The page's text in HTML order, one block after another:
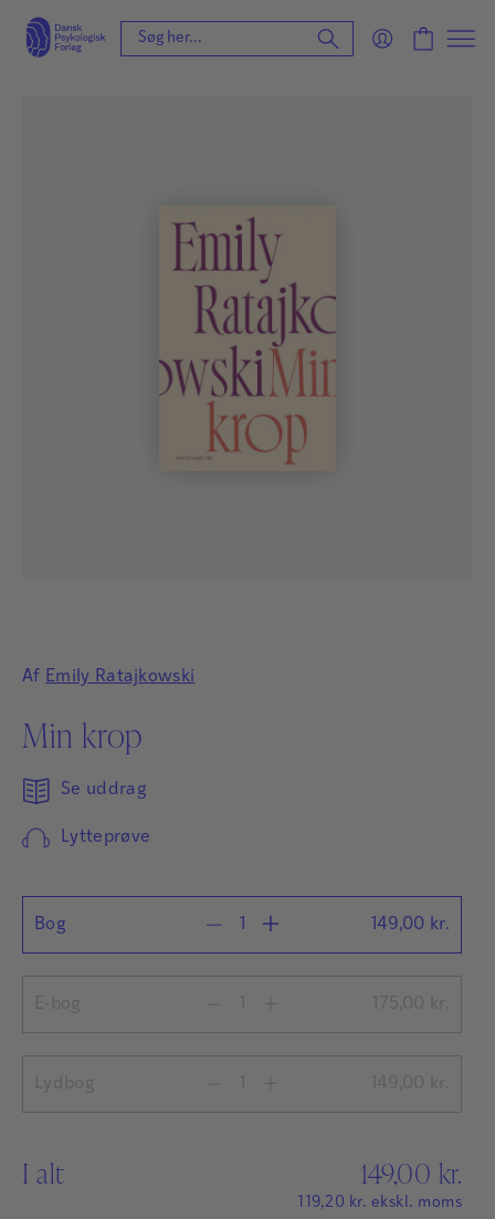
Af Emily Ratajkowski
Min krop
Se uddrag
Lytteprøve
Bog 149,00 kr.
I alt 149,00 kr.
119,20 kr. ekskl. moms